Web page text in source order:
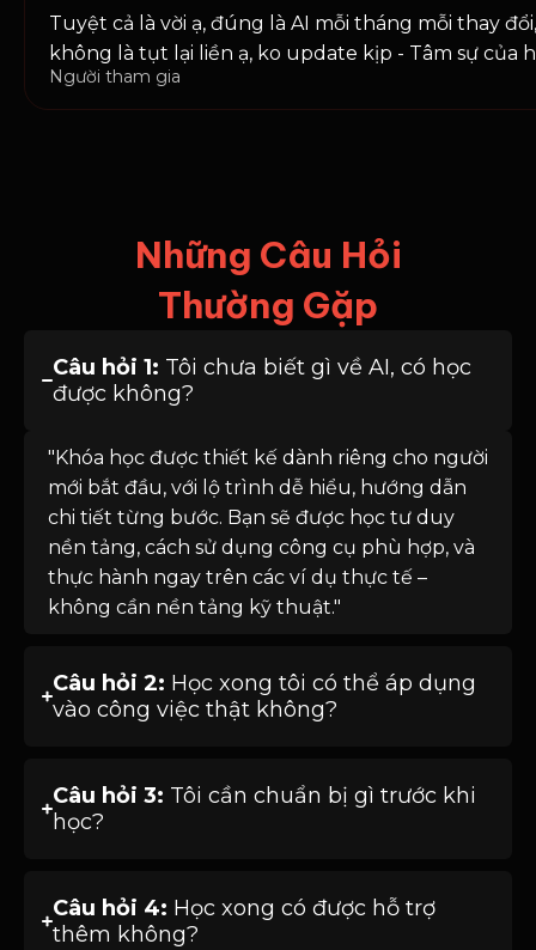
Tuyệt cả là vời ạ, đúng là AI mỗi tháng mỗi thay
không là tụt lại liền ạ, ko update kịp - Tâm sự của
Người tham gia
Những Câu Hỏi
Thường Gặp
Câu hỏi 1: Tôi chưa biết gì về AI, có học
được không?
"Khóa học được thiết kế dành riêng cho người
mới bắt đầu, với lộ trình dễ hiểu, hướng dẫn
chi tiết từng bước. Bạn sẽ được học tư duy
nền tảng, cách sử dụng công cụ phù hợp, và
thực hành ngay trên các ví dụ thực tế –
không cần nền tảng kỹ thuật."
Câu hỏi 2: Học xong tôi có thể áp dụng
vào công việc thật không?
Câu hỏi 3: Tôi cần chuẩn bị gì trước khi
học?
Câu hỏi 4: Học xong có được hỗ trợ
thêm không?